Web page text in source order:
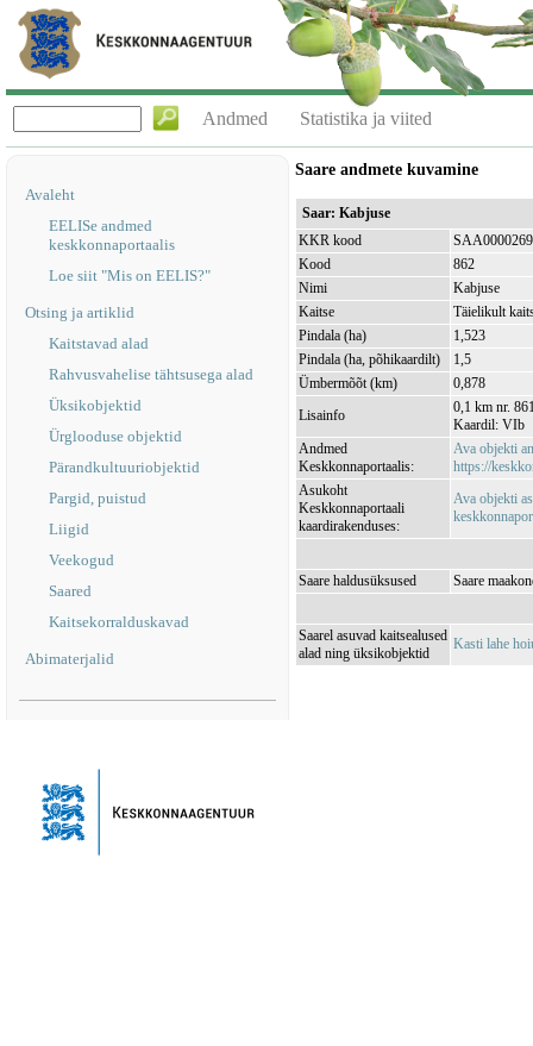
Andmed Statistika ja viited
Avaleht
EELISe andmed
keskkonnaportaalis
Loe siit "Mis on EELIS?"
Otsing ja artiklid
Kaitstavad alad
Rahvusvahelise tähtsusega alad
Üksikobjektid
Ürglooduse objektid
Pärandkultuuriobjektid
Pargid, puistud
Liigid
Veekogud
Saared
Kaitsekorralduskavad
Abimaterjalid
Saare andmete kuvamine
Saar: Kabjuse
KKR kood
SAA0000269
Kood
862
Nimi
Kabjuse
Kaitse
Täielikult
Pindala (ha)
1,523
Pindala (ha, põhikaardilt)
1,5
Ümbermõõt (km)
0,878
Lisainfo
0,1 km nr.
Kaardil: VIb
Andmed
Keskkonnaportaalis:
Ava objekti
https://
Asukoht
Keskkonnaportaali
kaardirakenduses:
Ava objekti
Saare haldusüksused Saare
Saarel asuvad kaitsealused
alad ning üksikobjektid
Kasti lahe